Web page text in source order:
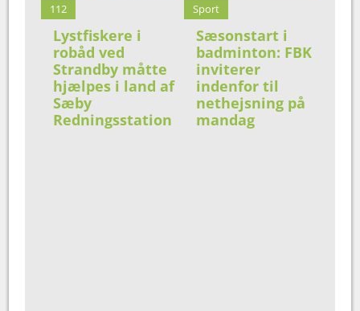
112
Lystfiskere i
robåd ved
Strandby måtte
hjælpes i land af
Sæby
Redningsstation
Sport
Sæsonstart i
badminton: FBK
inviterer
indenfor til
nethejsning på
mandag